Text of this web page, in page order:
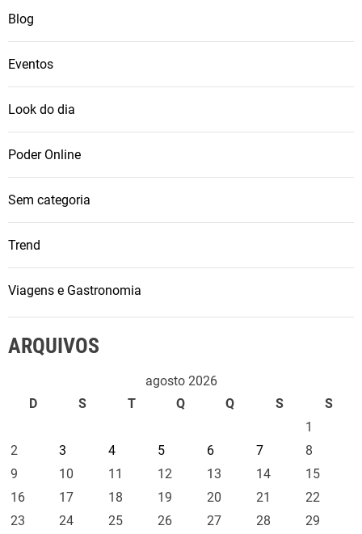
Blog
Eventos
Look do dia
Poder Online
Sem categoria
Trend
Viagens e Gastronomia
ARQUIVOS
agosto 2026
D
S T Q Q S
S
1
2
3 4 5 6 7
8
9
10 11 12 13 14
15
16
17 18 19 20 21
22
23
24 25 26 27 28
29